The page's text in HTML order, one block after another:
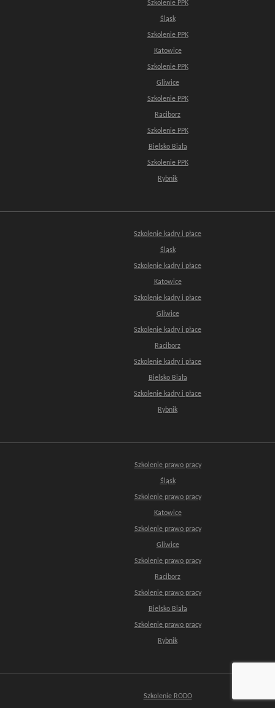
Szkolenie PPK
Śląsk
Szkolenie PPK
Katowice
Szkolenie PPK
Gliwice
Szkolenie PPK
Raciborz
Szkolenie PPK
Bielsko Biała
Szkolenie PPK
Rybnik
Szkolenie kadry i płace
Śląsk
Szkolenie kadry i płace
Katowice
Szkolenie kadry i płace
Gliwice
Szkolenie kadry i płace
Raciborz
Szkolenie kadry i płace
Bielsko Biała
Szkolenie kadry i płace
Rybnik
Szkolenie prawo pracy
Śląsk
Szkolenie prawo pracy
Katowice
Szkolenie prawo pracy
Gliwice
Szkolenie prawo pracy
Raciborz
Szkolenie prawo pracy
Bielsko Biała
Szkolenie prawo pracy
Rybnik
Szkolenie RODO